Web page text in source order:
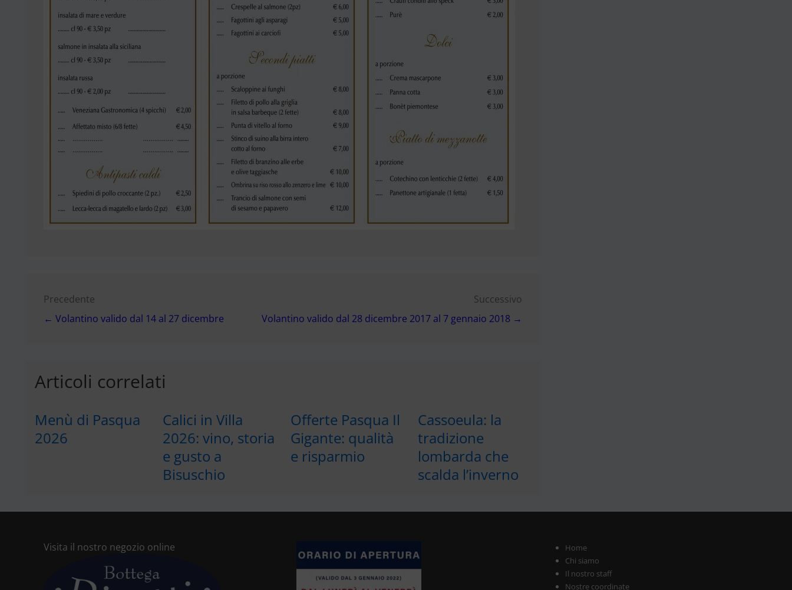
Navigazione
articoli
Precedente
← Volantino valido dal 14 al 27 dicembre
Successivo
Volantino valido dal 28 dicembre 2017 al 7 gennaio 2018 →
Articoli correlati
Menù di Pasqua
2026
Calici in Villa
2026: vino, storia
e gusto a
Bisuschio
Offerte Pasqua Il
Gigante: qualità
e risparmio
Cassoeula: la
tradizione
lombarda che
scalda l’inverno
Visita il nostro negozio online
Home
Chi siamo
Il nostro staff
Nostre coordinate